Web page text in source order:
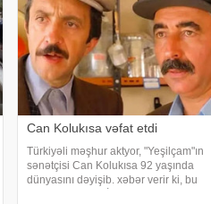
Can Kolukısa vəfat etdi
Türkiyəli məşhur aktyor, "Yeşilçam"ın
sənətçisi Can Kolukısa 92 yaşında
dünyasını dəyişib. xəbər verir ki, bu